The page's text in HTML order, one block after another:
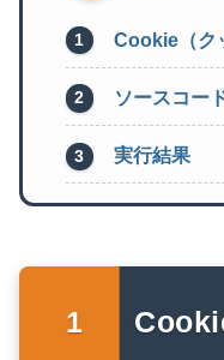
Cookie（ク
ソースコー
実行結果